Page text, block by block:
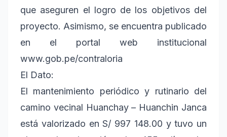
que aseguren el logro de los objetivos del
proyecto. Asimismo, se encuentra publicado
en el portal web institucional
www.gob.pe/contraloria
El Dato:
El mantenimiento periódico y rutinario del
camino vecinal Huanchay – Huanchin Janca
está valorizado en S/ 997 148.00 y tuvo un